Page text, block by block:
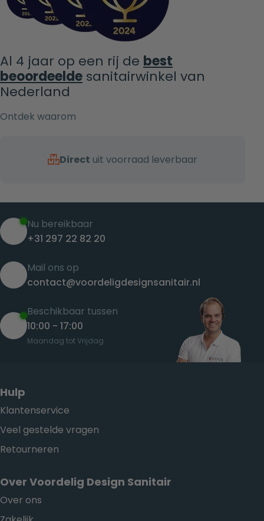
Al 4 jaar op een rij de best
beoordeelde sanitairwinkel van
Nederland
Ontdek waarom
Direct uit voorraad leverbaar
Nu bereikbaar
+31 297 22 82 20
Mail ons op
contact@voordeligdesignsanitair.nl
Beschikbaar tussen
10:00 - 17:00
Maandag tot Vrijdag
Hulp
Klantenservice
Veel gestelde vragen
Retourneren
Over Voordelig Design Sanitair
Over ons